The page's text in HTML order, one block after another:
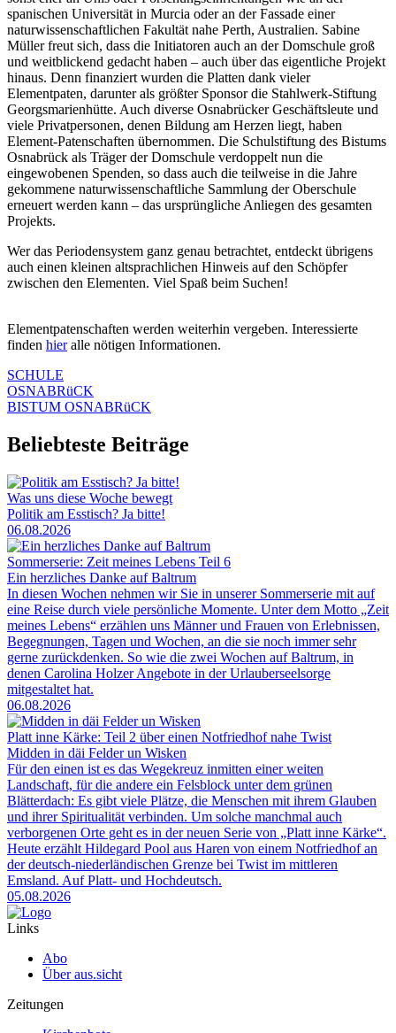
spanischen Universität in Murcia oder an der Fassade einer
naturwissenschaftlichen Fakultät nahe Perth, Australien. Sabine
Müller freut sich, dass die Initiatoren auch an der Domschule groß
und weitblickend gedacht haben – auch über das eigentliche Projekt
hinaus. Denn finanziert wurden die Platten dank vieler
Elementpaten, darunter als größter Sponsor die Stahlwerk-Stiftung
Georgsmarienhütte. Auch diverse Osnabrücker Geschäftsleute und
viele Privatpersonen, denen Bildung am Herzen liegt, haben
Element-Patenschaften übernommen. Die Schulstiftung des Bistums
Osnabrück als Träger der Domschule verdoppelt nun die
eingewobenen Spenden, so dass auch die teilweise in die Jahre
gekommene naturwissenschaftliche Sammlung der Oberschule
erneuert werden kann – das ursprüngliche Anliegen des gesamten
Projekts.
Wer das Periodensystem ganz genau betrachtet, entdeckt übrigens
auch einen kleinen altsprachlichen Hinweis auf den Schöpfer
zwischen den Elementen. Viel Spaß beim Suchen!
Elementpatenschaften werden weiterhin vergeben. Interessierte
finden hieralle nötigen Informationen.
SCHULE
OSNABRüCK
BISTUM OSNABRüCK
Beliebteste Beiträge
Was uns diese Woche bewegt
Politik am Esstisch? Ja bitte!
06.08.2026
Sommerserie: Zeit meines Lebens Teil 6
Ein herzliches Danke auf Baltrum
In diesen Wochen nehmen wir Sie in unserer Sommerserie mit auf
eine Reise durch viele persönliche Momente. Unter dem Motto „Zeit
meines Lebens“ erzählen uns Männer und Frauen von Erlebnissen,
Begegnungen, Tagen und Wochen, an die sie noch immer sehr
gerne zurückdenken. So wie die zwei Wochen auf Baltrum, in
denen Carolina Holzer Angebote in der Urlauberseelsorge
mitgestaltet hat.
06.08.2026
Platt inne Kärke: Teil 2 über einen Notfriedhof nahe Twist
Midden in däi Felder un Wisken
Für den einen ist es das Wegekreuz inmitten einer weiten
Landschaft, für die andere ein Felsblock unter dem grünen
Blätterdach: Es gibt viele Plätze, die Menschen mit ihrem Glauben
und ihrer Spiritualität verbinden. Um solche manchmal auch
verborgenen Orte geht es in der neuen Serie von „Platt inne Kärke“.
Heute erzählt Hildegard Pool aus Haren von einem Notfriedhof an
der deutsch-niederländischen Grenze bei Twist im mittleren
Emsland. Auf Platt- und Hochdeutsch.
05.08.2026
Links
Abo
Über aus.sicht
Zeitungen